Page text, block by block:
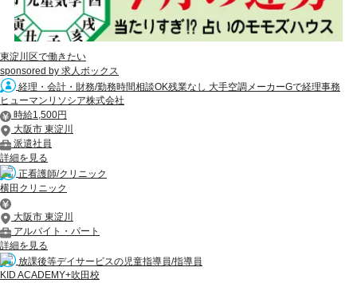
東淀川区で働きたい
sponsored by 求人ボックス
経理・会計・財務/勤務時間相談OK残業なし 大手空調メーカーGで経理事務
ヒューマンリソシア株式会社
時給1,500円
大阪市 東淀川
派遣社員
詳細を見る
正看護師/クリニック
横田クリニック
大阪市 東淀川
アルバイト・パート
詳細を見る
放課後等デイサービスの児童指導員/指導員
KID ACADEMY+吹田校